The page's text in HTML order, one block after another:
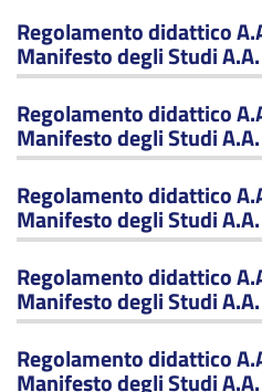
Regolamento didattico
Manifesto degli Studi
Regolamento didattico
Manifesto degli Studi
Regolamento didattico
Manifesto degli Studi
Regolamento didattico
Manifesto degli Studi
Regolamento didattico
Manifesto degli Studi